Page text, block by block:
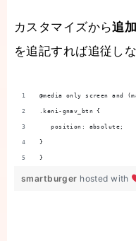
カスタマイズから追
を追記すれば追従し
@media only screen and
.keni-gnav_btn {
   position: absolute;
}
}
smartburger hosted with